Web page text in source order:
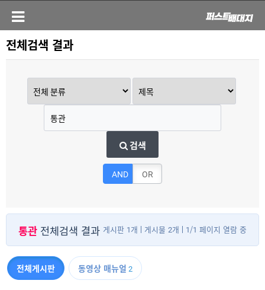
전체검색 결과
검색
AND OR
통관 전체검색 결과 게시판 1개 게시물 2개 1/1 페이지 열람 중
전체게시판 동영상 매뉴얼 2